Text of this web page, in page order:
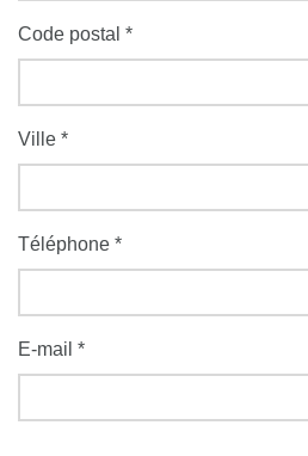
Code postal *
Ville *
Téléphone *
E-mail *